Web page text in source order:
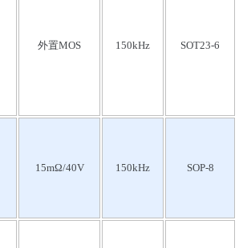
外置MOS 150kHz SOT23-6
15mΩ/40V 150kHz SOP-8